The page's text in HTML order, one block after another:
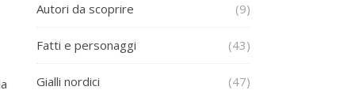
Autori da scoprire (9)
Fatti e personaggi (43)
Gialli nordici (47)